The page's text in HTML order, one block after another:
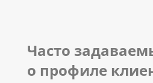
Часто
о профиле